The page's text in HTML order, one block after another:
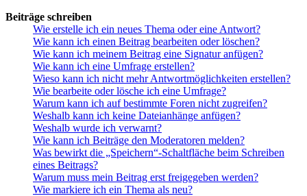
Beiträge schreiben
Wie erstelle ich ein neues Thema oder eine Antwort?
Wie kann ich einen Beitrag bearbeiten oder löschen?
Wie kann ich meinem Beitrag eine Signatur anfügen?
Wie kann ich eine Umfrage erstellen?
Wieso kann ich nicht mehr Antwortmöglichkeiten erstellen?
Wie bearbeite oder lösche ich eine Umfrage?
Warum kann ich auf bestimmte Foren nicht zugreifen?
Weshalb kann ich keine Dateianhänge anfügen?
Weshalb wurde ich verwarnt?
Wie kann ich Beiträge den Moderatoren melden?
Was bewirkt die „Speichern“-Schaltfläche beim Schreiben
eines Beitrags?
Warum muss mein Beitrag erst freigegeben werden?
Wie markiere ich ein Thema als neu?